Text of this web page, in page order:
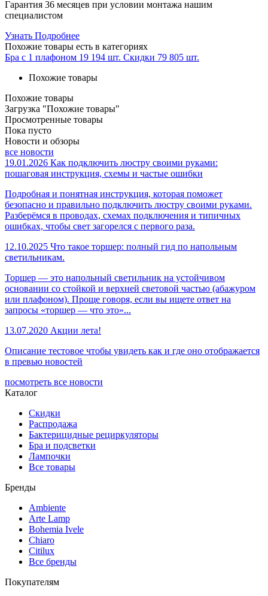
Гарантия 36 месяцев при условии монтажа нашим
специалистом
Узнать Подробнее
Похожие товары есть в категориях
Бра с 1 плафоном 19 194 шт. Скидки 79 805 шт.
Похожие товары
Похожие товары
Загрузка "Похожие товары"
Просмотренные товары
Пока пусто
Новости и обзоры
все новости
19.01.2026 Как подключить люстру своими руками:
пошаговая инструкция, схемы и частые ошибки
Подробная и понятная инструкция, которая поможет
безопасно и правильно подключить люстру своими руками.
Разберёмся в проводах, схемах подключения и типичных
ошибках, чтобы свет загорелся с первого раза.
12.10.2025 Что такое торшер: полный гид по напольным
светильникам.
Торшер — это напольный светильник на устойчивом
основании со стойкой и верхней световой частью (абажуром
или плафоном). Проще говоря, если вы ищете ответ на
запросы «торшер — что это»...
13.07.2020 Акции лета!
Описание тестовое чтобы увидеть как и где оно отображается
в превью новостей
посмотреть все новости
Каталог
Скидки
Распродажа
Бактерицидные рециркуляторы
Бра и подсветки
Лампочки
Все товары
Бренды
Ambiente
Arte Lamp
Bohemia Ivele
Chiaro
Citilux
Все бренды
Покупателям